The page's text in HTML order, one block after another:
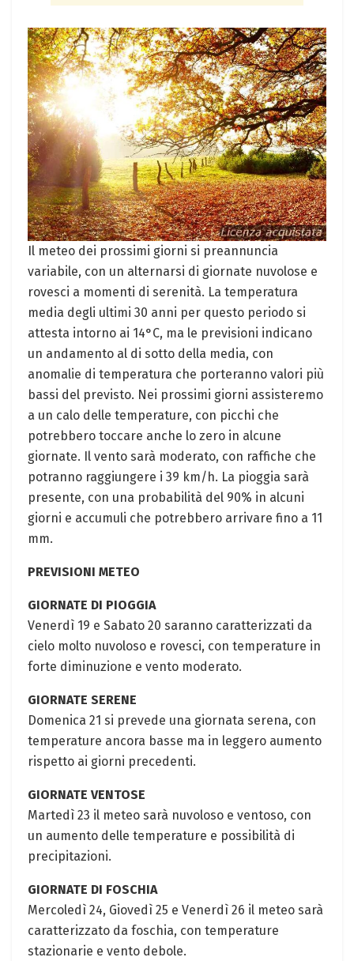
Il meteo dei prossimi giorni si preannuncia
variabile, con un alternarsi di giornate nuvolose e
rovesci a momenti di serenità. La temperatura
media degli ultimi 30 anni per questo periodo si
attesta intorno ai 14°C, ma le previsioni indicano
un andamento al di sotto della media, con
anomalie di temperatura che porteranno valori più
bassi del previsto. Nei prossimi giorni assisteremo
a un calo delle temperature, con picchi che
potrebbero toccare anche lo zero in alcune
giornate. Il vento sarà moderato, con raffiche che
potranno raggiungere i 39 km/h. La pioggia sarà
presente, con una probabilità del 90% in alcuni
giorni e accumuli che potrebbero arrivare fino a 11
mm.
PREVISIONI METEO
GIORNATE DI PIOGGIA
Venerdì 19 e Sabato 20 saranno caratterizzati da
cielo molto nuvoloso e rovesci, con temperature in
forte diminuzione e vento moderato.
GIORNATE SERENE
Domenica 21 si prevede una giornata serena, con
temperature ancora basse ma in leggero aumento
rispetto ai giorni precedenti.
GIORNATE VENTOSE
Martedì 23 il meteo sarà nuvoloso e ventoso, con
un aumento delle temperature e possibilità di
precipitazioni.
GIORNATE DI FOSCHIA
Mercoledì 24, Giovedì 25 e Venerdì 26 il meteo sarà
caratterizzato da foschia, con temperature
stazionarie e vento debole.